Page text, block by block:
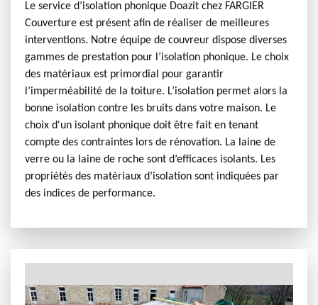
Le service d’isolation phonique Doazit chez FARGIER
Couverture est présent afin de réaliser de meilleures
interventions. Notre équipe de couvreur dispose diverses
gammes de prestation pour l’isolation phonique. Le choix
des matériaux est primordial pour garantir
l’imperméabilité de la toiture. L’isolation permet alors la
bonne isolation contre les bruits dans votre maison. Le
choix d'un isolant phonique doit être fait en tenant
compte des contraintes lors de rénovation. La laine de
verre ou la laine de roche sont d’efficaces isolants. Les
propriétés des matériaux d’isolation sont indiquées par
des indices de performance.